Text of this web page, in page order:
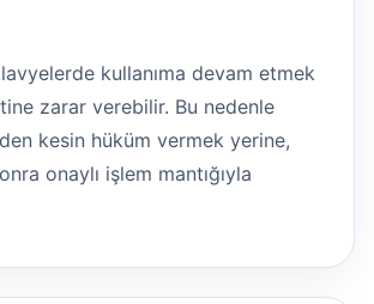
kullanıma devam etmek
zarar verebilir. Bu nedenle
kesin hüküm vermek yerine,
onaylı işlem mantığıyla